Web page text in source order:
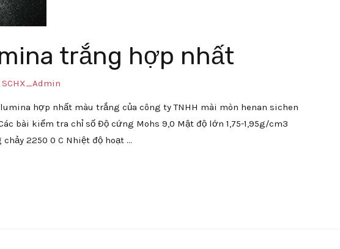
trắng hợp nhất
SCHX_Admin
hợp nhất màu trắng của công ty TNHH mài mòn henan sichen
bài kiểm tra chỉ số Độ cứng Mohs 9,0 Mật độ lớn 1,75-1,95g/cm3
2250 0 C Nhiệt độ hoạt …